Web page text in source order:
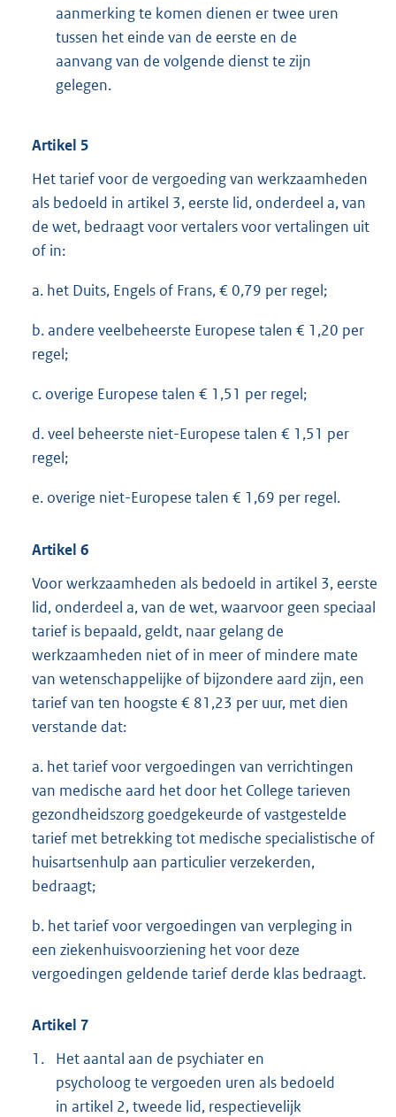
aanmerking te komen dienen er twee uren
tussen het einde van de eerste en de
aanvang van de volgende dienst te zijn
gelegen.
Artikel 5
Het tarief voor de vergoeding van werkzaamheden
als bedoeld in artikel 3, eerste lid, onderdeel a, van
de wet, bedraagt voor vertalers voor vertalingen uit
of in:
a. het Duits, Engels of Frans, € 0,79 per regel;
b. andere veelbeheerste Europese talen € 1,20 per
regel;
c. overige Europese talen € 1,51 per regel;
d. veel beheerste niet-Europese talen € 1,51 per
regel;
e. overige niet-Europese talen € 1,69 per regel.
Artikel 6
Voor werkzaamheden als bedoeld in artikel 3, eerste
lid, onderdeel a, van de wet, waarvoor geen speciaal
tarief is bepaald, geldt, naar gelang de
werkzaamheden niet of in meer of mindere mate
van wetenschappelijke of bijzondere aard zijn, een
tarief van ten hoogste € 81,23 per uur, met dien
verstande dat:
a. het tarief voor vergoedingen van verrichtingen
van medische aard het door het College tarieven
gezondheidszorg goedgekeurde of vastgestelde
tarief met betrekking tot medische specialistische of
huisartsenhulp aan particulier verzekerden,
bedraagt;
b. het tarief voor vergoedingen van verpleging in
een ziekenhuisvoorziening het voor deze
vergoedingen geldende tarief derde klas bedraagt.
Artikel 7
1.
Het aantal aan de psychiater en
psycholoog te vergoeden uren als bedoeld
in artikel 2, tweede lid, respectievelijk